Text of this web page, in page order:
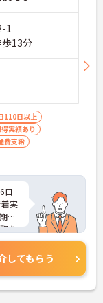
1
13分
110日以上
実績あり
費支給
日
実
間
を
プ
み
してもらう